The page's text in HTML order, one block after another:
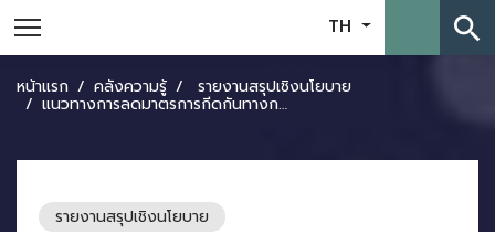
TH search
หน้าแรก คลังความรู้ รายงานสรุปเชิงนโยบาย
แนวทางการลดมาตรการกีดกันทางการค้าที่มิใช่ภาษี (Non–Tariff Measures: NTMs) ภาคสินค้าเกษตร ปศุสัตว์ และประมง ในกลุ่มประเทศประชาคมอาเซียน 6 (จีน เกาหลี ญี่ปุ่น ออสเตรเลีย อินเดีย นิวซีแลนด์)
รายงานสรุปเชิงนโยบาย